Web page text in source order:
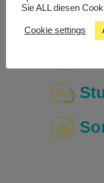
Sie ALL diesen
Cookie settings